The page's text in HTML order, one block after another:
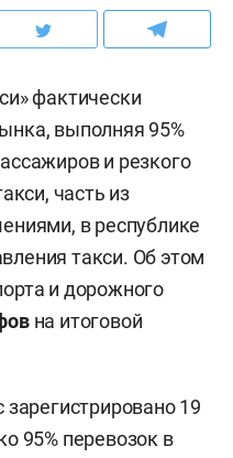
фактически
выполняя 95%
и резкого
часть из
в республике
такси. Об этом
и дорожного
на итоговой
зарегистрировано 19
95% перевозок в